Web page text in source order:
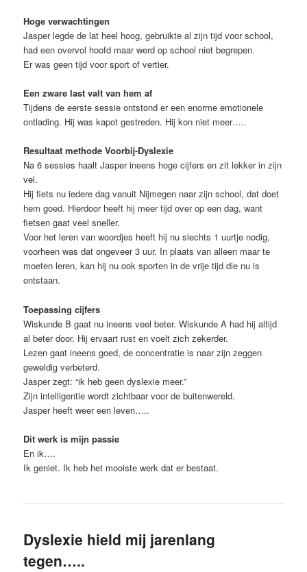
Hoge verwachtingen
Jasper legde de lat heel hoog, gebruikte al zijn tijd voor school,
had een overvol hoofd maar werd op school niet begrepen.
Er was geen tijd voor sport of vertier.
Een zware last valt van hem af
Tijdens de eerste sessie ontstond er een enorme emotionele
ontlading. Hij was kapot gestreden. Hij kon niet meer…..
Resultaat methode Voorbij-Dyslexie
Na 6 sessies haalt Jasper ineens hoge cijfers en zit lekker in zijn
vel.
Hij fiets nu iedere dag vanuit Nijmegen naar zijn school, dat doet
hem goed. Hierdoor heeft hij meer tijd over op een dag, want
fietsen gaat veel sneller.
Voor het leren van woordjes heeft hij nu slechts 1 uurtje nodig,
voorheen was dat ongeveer 3 uur. In plaats van alleen maar te
moeten leren, kan hij nu ook sporten in de vrije tijd die nu is
ontstaan.
Toepassing cijfers
Wiskunde B gaat nu ineens veel beter. Wiskunde A had hij altijd
al beter door. Hij ervaart rust en voelt zich zekerder.
Lezen gaat ineens goed, de concentratie is naar zijn zeggen
geweldig verbeterd.
Jasper zegt: “ik heb geen dyslexie meer.”
Zijn intelligentie wordt zichtbaar voor de buitenwereld.
Jasper heeft weer een leven…..
Dit werk is mijn passie
En ik….
Ik geniet. Ik heb het mooiste werk dat er bestaat.
Dyslexie hield mij jarenlang
tegen…..